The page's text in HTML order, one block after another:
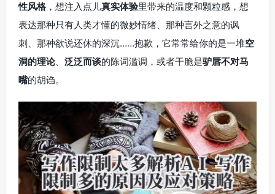
性风格，想注入点儿真实体验里带来的温度和颗粒感，想
表达那种只有人类才懂的微妙情绪、那种言外之意的讽
刺、那种欲说还休的深沉……抱歉，它常常给你的是一堆空
洞的理论、 泛泛而谈的陈词滥调，或者干脆是驴唇不对马
嘴的胡诌。